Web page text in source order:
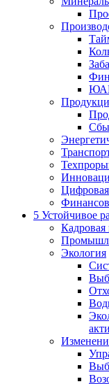
Цифровая
5 Устойчивое
Кадровая
Экология